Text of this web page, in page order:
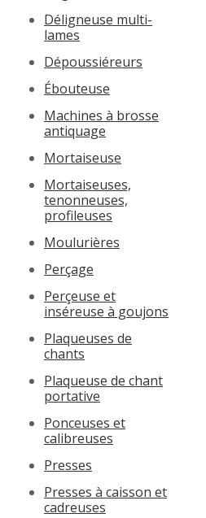
Déligneuse multi-
lames
Dépoussiéreurs
Ébouteuse
Machines à brosse
antiquage
Mortaiseuse
Mortaiseuses,
tenonneuses,
profileuses
Moulurières
Perçage
Perçeuse et
inséreuse à goujons
Plaqueuses de
chants
Plaqueuse de chant
portative
Ponceuses et
calibreuses
Presses
Presses à caisson et
cadreuses